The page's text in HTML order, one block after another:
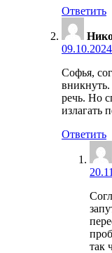
Ответить
Софья,
речь. Но
излагать
Ответить
так